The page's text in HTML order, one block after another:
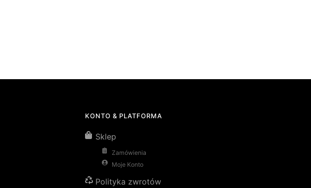
KONTO & PLATFORMA
Sklep
Zamówienia
Moje Konto
Polityka zwrotów